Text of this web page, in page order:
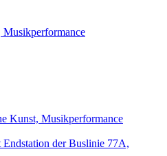
Kunst, Musikperformance
der Buslinie 77A,